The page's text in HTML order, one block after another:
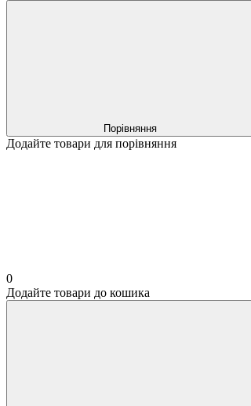
Порівняння
Додайте товари для порівняння
0
Додайте товари до кошика